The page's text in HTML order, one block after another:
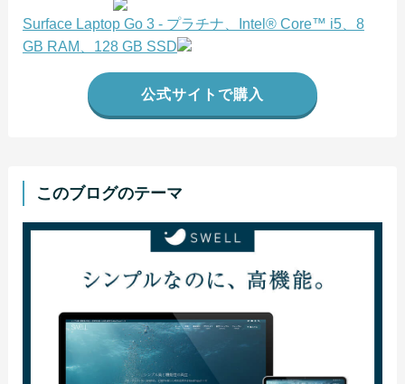
Surface Laptop Go 3 - プラチナ、Intel® Core™ i5、8
GB RAM、128 GB SSD
公式サイトで購入
このブログのテーマ